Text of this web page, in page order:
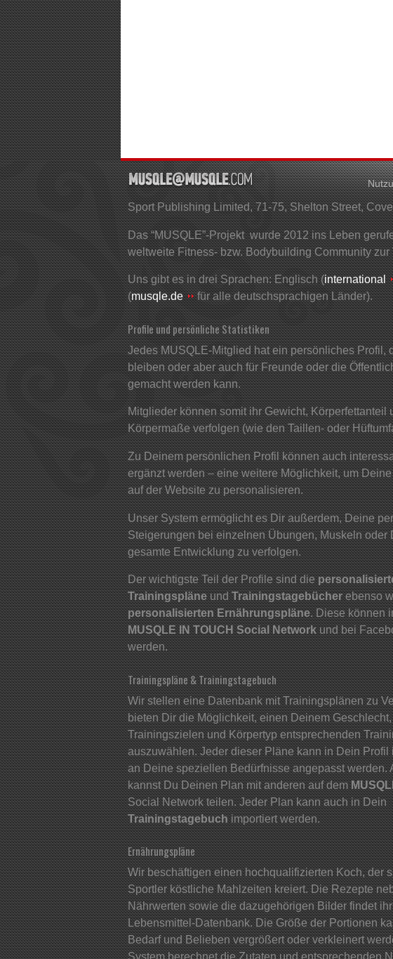
Sport Publishing Limited, 71-75, Shelton Street,
Das “MUSQLE”-Projekt wurde 2012 ins Leben
weltweite Fitness- bzw. Bodybuilding Community zur
Uns gibt es in drei Sprachen: Englisch (international
(musqle.de für alle deutschsprachigen Länder).
Profile und persönliche Statistiken
Jedes MUSQLE-Mitglied hat ein persönliches Profil,
bleiben oder aber auch für Freunde oder die
gemacht werden kann.
Mitglieder können somit ihr Gewicht, Körperfettanteil
Körpermaße verfolgen (wie den Taillen- oder
Zu Deinem persönlichen Profil können auch
ergänzt werden – eine weitere Möglichkeit, um
auf der Website zu personalisieren.
Unser System ermöglicht es Dir außerdem, Deine
Steigerungen bei einzelnen Übungen, Muskeln oder
gesamte Entwicklung zu verfolgen.
Der wichtigste Teil der Profile sind die
TrainingspläneundTrainingstagebücherebenso
personalisierten Ernährungspläne. Diese können
MUSQLE IN TOUCH Social Networkund bei
werden.
Trainingspläne & Trainingstagebuch
Wir stellen eine Datenbank mit Trainingsplänen zu
bieten Dir die Möglichkeit, einen Deinem
Trainingszielen und Körpertyp entsprechenden
auszuwählen. Jeder dieser Pläne kann in Dein Profil
an Deine speziellen Bedürfnisse angepasst werden.
kannst Du Deinen Plan mit anderen auf dem
Social Network teilen. Jeder Plan kann auch in Dein
Trainingstagebuchimportiert werden.
Ernährungspläne
Wir beschäftigen einen hochqualifizierten Koch, der
Sportler köstliche Mahlzeiten kreiert. Die Rezepte
Nährwerten sowie die dazugehörigen Bilder findet
Lebensmittel-Datenbank. Die Größe der Portionen
Bedarf und Belieben vergrößert oder verkleinert